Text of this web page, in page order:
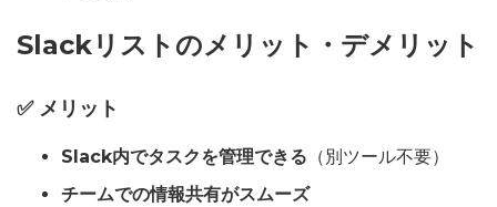
Slackリストのメリット・デメリット
✅ メリット
Slack内でタスクを管理できる （別ツール不要）
チームでの情報共有がスムーズ